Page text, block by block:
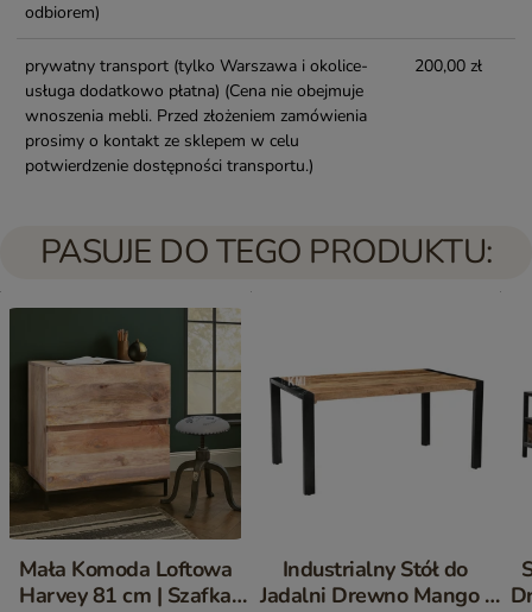
odbiorem)
prywatny transport (tylko Warszawa i okolice-
usługa dodatkowo płatna) (Cena nie obejmuje
wnoszenia mebli. Przed złożeniem zamówienia
prosimy o kontakt ze sklepem w celu
potwierdzenie dostępności transportu.)
200,00 zł
PASUJE DO TEGO PRODUKTU:
Mała Komoda Loftowa
Harvey 81 cm | Szafka
Industrialny Stół do
Jadalni Drewno Mango i